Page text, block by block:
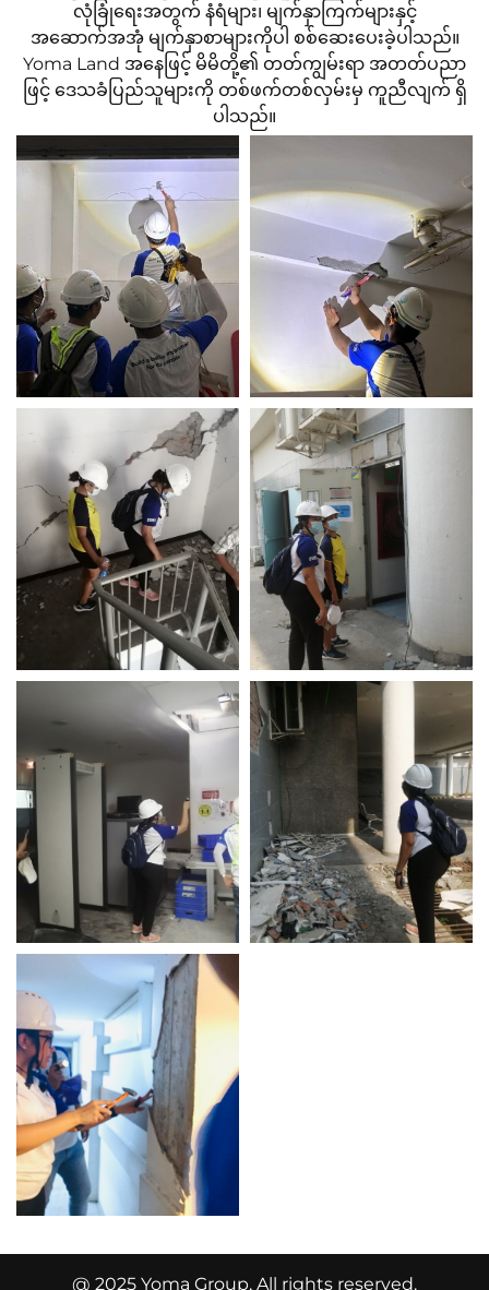
လုံခြုံရေးအတွက် နံရံများ၊ မျက်နှာကြက်များနှင့်
အဆောက်အအုံ မျက်နှာစာများကိုပါ စစ်ဆေးပေးခဲ့ပါသည်။
Yoma Land အနေဖြင့် မိမိတို့၏ တတ်ကျွမ်းရာ အတတ်ပညာ
ဖြင့် ဒေသခံပြည်သူများကို တစ်ဖက်တစ်လှမ်းမှ ကူညီလျက် ရှိ
ပါသည်။
@ 2025 Yoma Group, All rights reserved.